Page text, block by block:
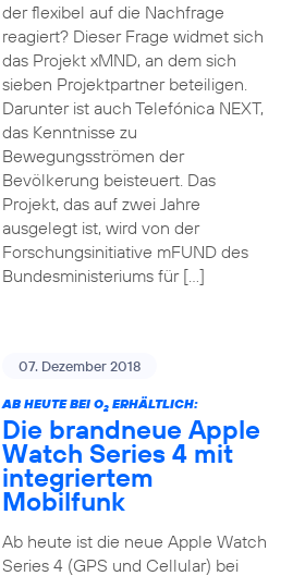
der flexibel auf die Nachfrage
reagiert? Dieser Frage widmet sich
das Projekt xMND, an dem sich
sieben Projektpartner beteiligen.
Darunter ist auch Telefónica NEXT,
das Kenntnisse zu
Bewegungsströmen der
Bevölkerung beisteuert. Das
Projekt, das auf zwei Jahre
ausgelegt ist, wird von der
Forschungsinitiative mFUND des
Bundesministeriums für […]
07. Dezember 2018
AB HEUTE BEI O2ERHÄLTLICH:
Die brandneue Apple
Watch Series 4 mit
integriertem
Mobilfunk
Ab heute ist die neue Apple Watch
Series 4 (GPS und Cellular) bei